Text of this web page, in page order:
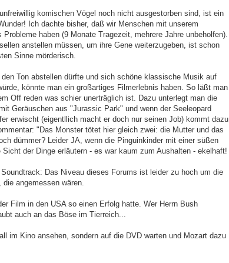
komischen Vögel noch nicht ausgestorben sind, ist ein
Ich dachte bisher, daß wir Menschen mit unserem
Probleme haben (9 Monate Tragezeit, mehrere Jahre unbeholfen).
anstellen müssen, um ihre Gene weiterzugeben, ist schon
Sinne mörderisch.
Ton abstellen dürfte und sich schöne klassische Musik auf
könnte man ein großartiges Filmerlebnis haben. So läßt man
Off reden was schier unerträglich ist. Dazu unterlegt man die
Geräuschen aus "Jurassic Park" und wenn der Seeleopard
erwischt (eigentllich macht er doch nur seinen Job) kommt dazu
"Das Monster tötet hier gleich zwei: die Mutter und das
dümmer? Leider JA, wenn die Pinguinkinder mit einer süßen
Sicht der Dinge erläutern - es war kaum zum Aushalten - ekelhaft!
Das Niveau dieses Forums ist leider zu hoch um die
angemessen wären.
Film in den USA so einen Erfolg hatte. Wer Herrn Bush
auch an das Böse im Tierreich...
im Kino ansehen, sondern auf die DVD warten und Mozart dazu